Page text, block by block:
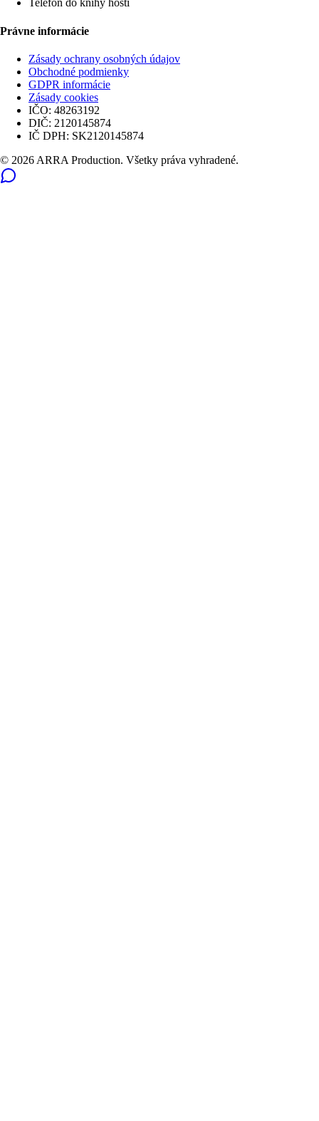
Telefón do knihy hostí
Právne informácie
Zásady ochrany osobných údajov
Obchodné podmienky
GDPR informácie
Zásady cookies
IČO: 48263192
DIČ: 2120145874
IČ DPH: SK2120145874
© 2026 ARRA Production. Všetky práva vyhradené.